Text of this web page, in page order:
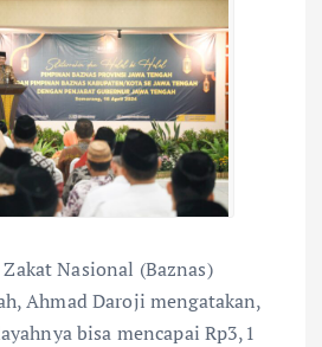
Nasional (Baznas)
Ahmad Daroji mengatakan,
bisa mencapai Rp3,1